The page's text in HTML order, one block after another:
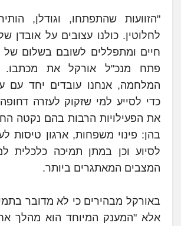
"הזוועות שהתפתחו, וגודלן,
לחלוטין. כולנו עצובים על אובדן
חיים ומתפללים לשובם בשלום
פתח מנכ"ל אורקל את מכתבו.
המלחמה, אנחנו עובדים יחד עם
כדי לסייע למי שזקוק לעזרה
את הפעילויות הרבות בהם נקטה
בהן: פינוי משפחות, ארגון טיסות
לסיוע וכן במתן תמיכה כלכלית
המצבים המאתגרים ביותר.
באורקל מבהירים כי לא מדובר
אלא "המענק המיוחד הוא מהלך